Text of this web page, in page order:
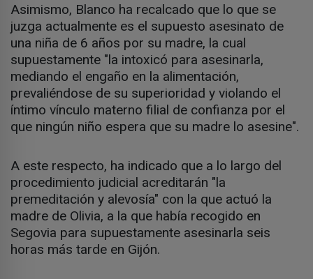
Asimismo, Blanco ha recalcado que lo que se
juzga actualmente es el supuesto asesinato de
una niña de 6 años por su madre, la cual
supuestamente "la intoxicó para asesinarla,
mediando el engaño en la alimentación,
prevaliéndose de su superioridad y violando el
íntimo vínculo materno filial de confianza por el
que ningún niño espera que su madre lo asesine".
A este respecto, ha indicado que a lo largo del
procedimiento judicial acreditarán "la
premeditación y alevosía" con la que actuó la
madre de Olivia, a la que había recogido en
Segovia para supuestamente asesinarla seis
horas más tarde en Gijón.